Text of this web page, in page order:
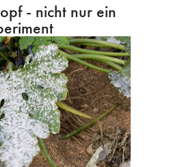
- nicht nur ein